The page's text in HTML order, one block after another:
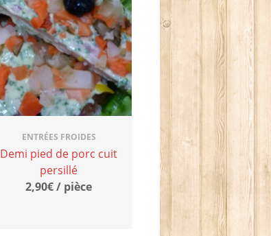
ENTRÉES FROIDES
Demi pied de porc cuit
persillé
2,90€ / pièce